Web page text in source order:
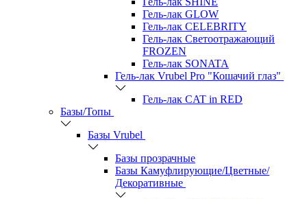
Гель-лак GLOW
Гель-лак CELEBRITY
Гель-лак Светоотражающий
FROZEN
Гель-лак SONATA
Гель-лак Vrubel Pro "Кошачий глаз"
Гель-лак CAT in RED
Базы/Топы
Базы Vrubel
Базы прозрачные
Базы Камуфлирующие/Цветные/
Декоративные